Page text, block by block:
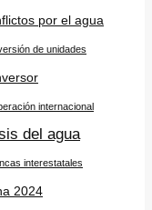
por el agua
de unidades
internacional
del agua
interestatales
2024